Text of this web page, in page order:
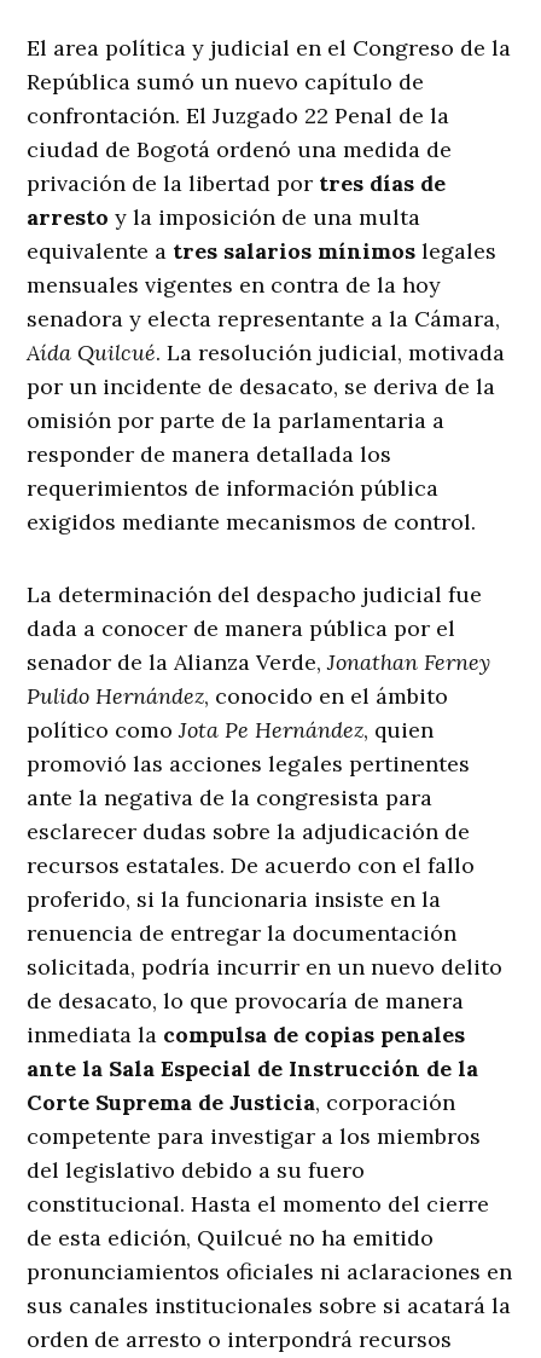
El area política y judicial en el Congreso de la
República sumó un nuevo capítulo de
confrontación. El Juzgado 22 Penal de la
ciudad de Bogotá ordenó una medida de
privación de la libertad por tres días de
arresto y la imposición de una multa
equivalente a tres salarios mínimos legales
mensuales vigentes en contra de la hoy
senadora y electa representante a la Cámara,
Aída Quilcué. La resolución judicial, motivada
por un incidente de desacato, se deriva de la
omisión por parte de la parlamentaria a
responder de manera detallada los
requerimientos de información pública
exigidos mediante mecanismos de control.
La determinación del despacho judicial fue
dada a conocer de manera pública por el
senador de la Alianza Verde,Jonathan Ferney
Pulido Hernández, conocido en el ámbito
político comoJota Pe Hernández, quien
promovió las acciones legales pertinentes
ante la negativa de la congresista para
esclarecer dudas sobre la adjudicación de
recursos estatales. De acuerdo con el fallo
proferido, si la funcionaria insiste en la
renuencia de entregar la documentación
solicitada, podría incurrir en un nuevo delito
de desacato, lo que provocaría de manera
inmediata la compulsa de copias penales
ante la Sala Especial de Instrucción de la
Corte Suprema de Justicia, corporación
competente para investigar a los miembros
del legislativo debido a su fuero
constitucional. Hasta el momento del cierre
de esta edición, Quilcué no ha emitido
pronunciamientos oficiales ni aclaraciones en
sus canales institucionales sobre si acatará la
orden de arresto o interpondrá recursos